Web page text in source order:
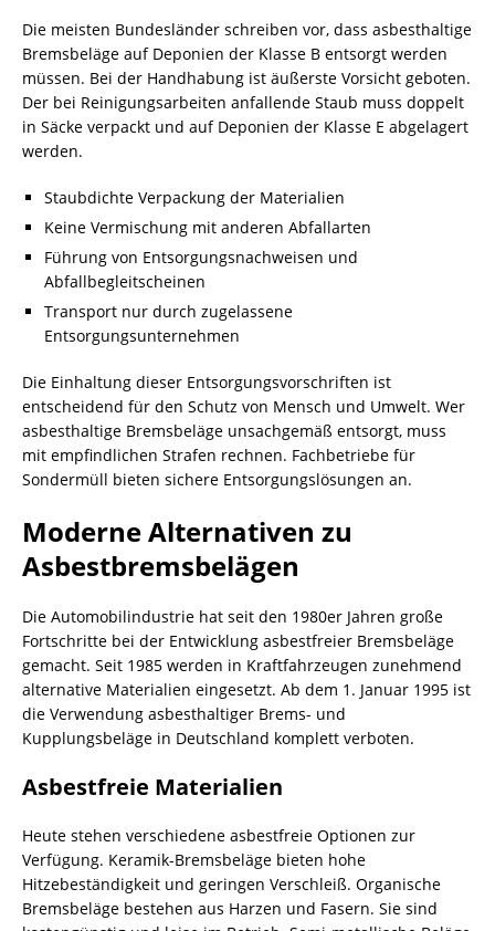
Die meisten Bundesländer schreiben vor, dass asbesthaltige
Bremsbeläge auf Deponien der Klasse B entsorgt werden
müssen. Bei der Handhabung ist äußerste Vorsicht geboten.
Der bei Reinigungsarbeiten anfallende Staub muss doppelt
in Säcke verpackt und auf Deponien der Klasse E abgelagert
werden.
Staubdichte Verpackung der Materialien
Keine Vermischung mit anderen Abfallarten
Führung von Entsorgungsnachweisen und
Abfallbegleitscheinen
Transport nur durch zugelassene
Entsorgungsunternehmen
Die Einhaltung dieser Entsorgungsvorschriften ist
entscheidend für den Schutz von Mensch und Umwelt. Wer
asbesthaltige Bremsbeläge unsachgemäß entsorgt, muss
mit empfindlichen Strafen rechnen. Fachbetriebe für
Sondermüll bieten sichere Entsorgungslösungen an.
Moderne Alternativen zu
Asbestbremsbelägen
Die Automobilindustrie hat seit den 1980er Jahren große
Fortschritte bei der Entwicklung asbestfreier Bremsbeläge
gemacht. Seit 1985 werden in Kraftfahrzeugen zunehmend
alternative Materialien eingesetzt. Ab dem 1. Januar 1995 ist
die Verwendung asbesthaltiger Brems- und
Kupplungsbeläge in Deutschland komplett verboten.
Asbestfreie Materialien
Heute stehen verschiedene asbestfreie Optionen zur
Verfügung. Keramik-Bremsbeläge bieten hohe
Hitzebeständigkeit und geringen Verschleiß. Organische
Bremsbeläge bestehen aus Harzen und Fasern. Sie sind